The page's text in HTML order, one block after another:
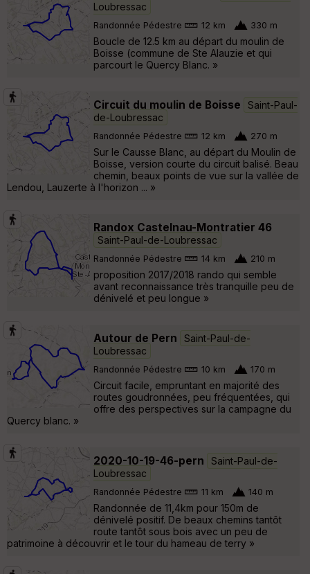
Loubressac
Randonnée Pédestre 12 km 330 m
Boucle de 12.5 km au départ du moulin de
Boisse (commune de Ste Alauzie et qui
parcourt le Quercy Blanc. »
Circuit du moulin de Boisse
Saint-Paul-
de-Loubressac
Randonnée Pédestre 12 km 270 m
Sur le Causse Blanc, au départ du Moulin de
Boisse, version courte du circuit balisé. Beau
chemin, beaux points de vue sur la vallée de
Lendou, Lauzerte à l'horizon ... »
Randox Castelnau-Montratier 46
Saint-Paul-de-Loubressac
Randonnée Pédestre 14 km 210 m
proposition 2017/2018 rando qui semble
avant reconnaissance très tranquille peu de
dénivelé et peu longue »
Autour de Pern
Saint-Paul-de-
Loubressac
Randonnée Pédestre 10 km 170 m
Circuit facile, empruntant en majorité des
routes goudronnées, peu fréquentées, qui
offre des perspectives sur la campagne du
Quercy blanc. »
2020-10-19-46-pern
Saint-Paul-de-
Loubressac
Randonnée Pédestre 11 km 140 m
Randonnée de 11,4km pour 150m de
dénivelé positif. De beaux chemins tantôt
route tantôt sous bois avec un peu de
patrimoine à découvrir et le tour du hameau de terry »